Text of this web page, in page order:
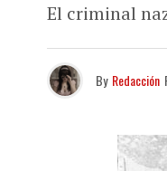
El criminal
By Redacción